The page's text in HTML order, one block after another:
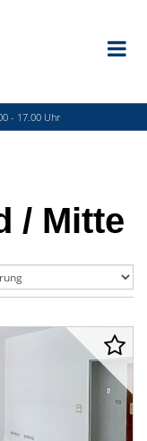
- 17.00 Uhr
/ Mitte